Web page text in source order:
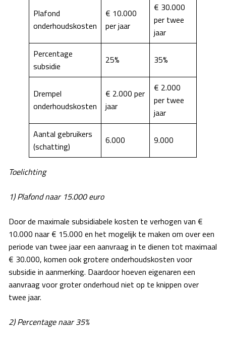
Plafond
onderhoudskosten
€ 10.000
per jaar
€ 30.000
per twee
jaar
Percentage
subsidie
25% 35%
Drempel
onderhoudskosten
€ 2.000 per
jaar
€ 2.000
per twee
jaar
Aantal gebruikers
(schatting)
6.000 9.000
Toelichting
1) Plafond naar 15.000 euro
Door de maximale subsidiabele kosten te verhogen van €
10.000 naar € 15.000 en het mogelijk te maken om over een
periode van twee jaar een aanvraag in te dienen tot maximaal
€ 30.000, komen ook grotere onderhoudskosten voor
subsidie in aanmerking. Daardoor hoeven eigenaren een
aanvraag voor groter onderhoud niet op te knippen over
twee jaar.
2) Percentage naar 35%